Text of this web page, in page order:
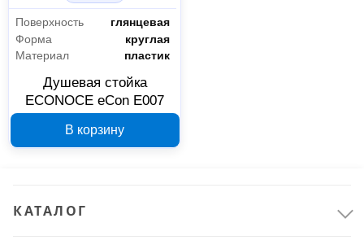
Поверхность
глянцевая
Форма
круглая
Материал
пластик
Душевая стойка
ECONOCE eCon E007
В корзину
КАТАЛОГ